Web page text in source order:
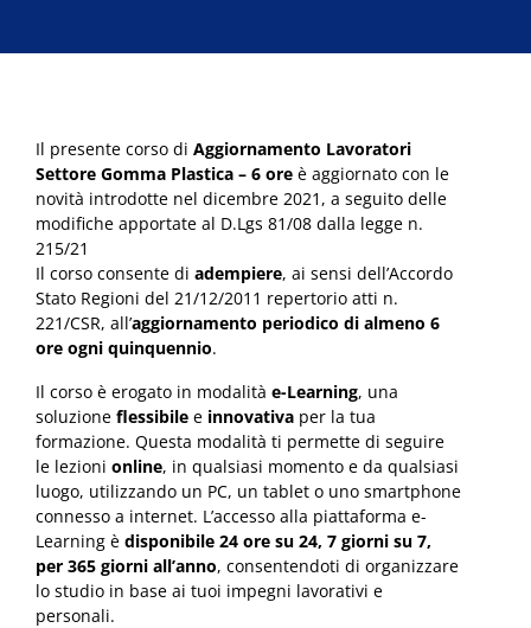
Il presente corso di Aggiornamento Lavoratori
Settore Gomma Plastica – 6 ore è aggiornato con le
novità introdotte nel dicembre 2021, a seguito delle
modifiche apportate al D.Lgs 81/08 dalla legge n.
215/21
Il corso consente di adempiere, ai sensi dell’Accordo
Stato Regioni del 21/12/2011 repertorio atti n.
221/CSR, all’aggiornamento periodico di almeno 6
ore ogni quinquennio.
Il corso è erogato in modalità e-Learning, una
soluzione flessibile e innovativa per la tua
formazione. Questa modalità ti permette di seguire
le lezioni online, in qualsiasi momento e da qualsiasi
luogo, utilizzando un PC, un tablet o uno smartphone
connesso a internet. L’accesso alla piattaforma e-
Learning è disponibile 24 ore su 24, 7 giorni su 7,
per 365 giorni all’anno, consentendoti di organizzare
lo studio in base ai tuoi impegni lavorativi e
personali.